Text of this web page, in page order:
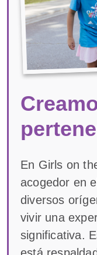
En Girls on
acogedor en
diversos
vivir una
significativa.